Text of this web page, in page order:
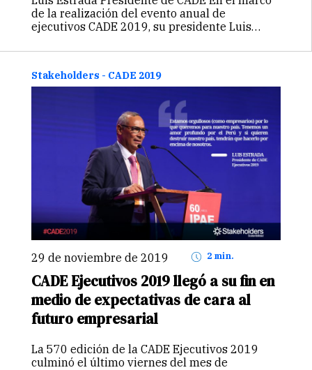
de la realización del evento anual de
ejecutivos CADE 2019, su presidente Luis
los sistemas económicos, garanticen
que aceleren el crecimiento…
Stakeholders - CADE 2019
29 de noviembre de 2019 2 min.
CADE Ejecutivos 2019 llegó a su fin en
medio de expectativas de cara al
futuro empresarial
La 570 edición de la CADE Ejecutivos 2019
culminó el último viernes del mes de